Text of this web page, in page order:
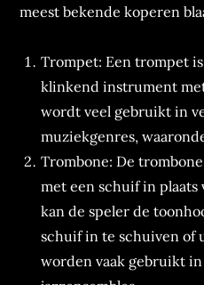
meest bekende koperen
Trompet: Een trompet
klinkend instrument
wordt veel gebruikt in
muziekgenres,
Trombone: De
met een schuif in
kan de speler de
schuif in te schuiven of
worden vaak gebruikt